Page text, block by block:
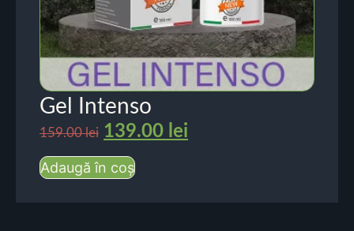
Gel Intenso
159.00lei 139.00 lei
Adaugă în coș